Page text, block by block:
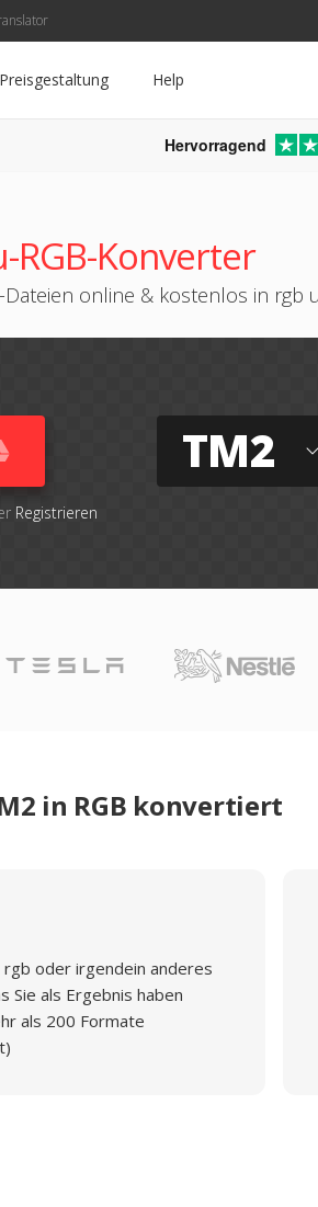
Preisgestaltung Help
Hervorragend
RGB-Konverter
online & kostenlos in rgb
Registrieren
TM2
in RGB konvertiert
rgb oder irgendein anderes
Sie als Ergebnis haben
als 200 Formate